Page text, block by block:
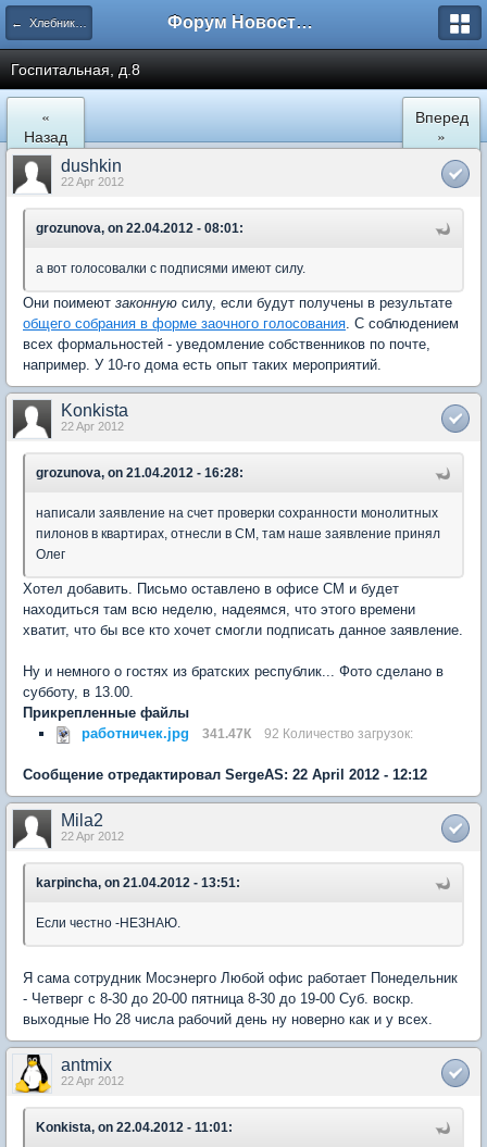
← Хлебниково Форум Новостройки
Госпитальная, д.8
«
Назад
Вперед
»
dushkin
22 Apr 2012
grozunova, on 22.04.2012 - 08:01:
а вот голосовалки с подписями имеют силу.
Они поимеют законную силу, если будут получены в результате
общего собрания в форме заочного голосования. С соблюдением
всех формальностей - уведомление собственников по почте,
например. У 10-го дома есть опыт таких мероприятий.
Konkista
22 Apr 2012
grozunova, on 21.04.2012 - 16:28:
написали заявление на счет проверки сохранности монолитных
пилонов в квартирах, отнесли в СМ, там наше заявление принял
Олег
Хотел добавить. Письмо оставлено в офисе СМ и будет
находиться там всю неделю, надеямся, что этого времени
хватит, что бы все кто хочет смогли подписать данное заявление.
Ну и немного о гостях из братских республик... Фото сделано в
субботу, в 13.00.
Прикрепленные файлы
работничек.jpg
341.47К 92 Количество загрузок:
Сообщение отредактировал SergeAS: 22 April 2012 - 12:12
Mila2
22 Apr 2012
karpincha, on 21.04.2012 - 13:51:
Если честно -НЕЗНАЮ.
Я сама сотрудник Мосэнерго Любой офис работает Понедельник
- Четверг с 8-30 до 20-00 пятница 8-30 до 19-00 Суб. воскр.
выходные Но 28 числа рабочий день ну новерно как и у всех.
antmix
22 Apr 2012
Konkista, on 22.04.2012 - 11:01: